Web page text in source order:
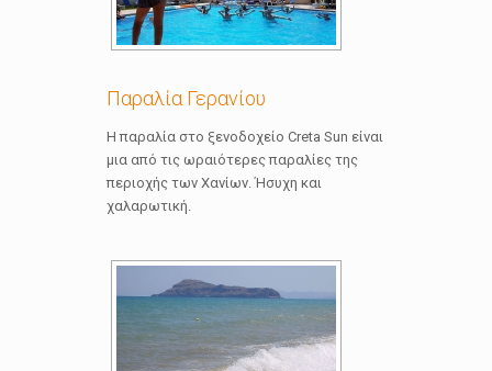
Παραλία Γερανίου
Η παραλία στο ξενοδοχείο Creta Sun είναι
μια από τις ωραιότερες παραλίες της
περιοχής των Χανίων. Ήσυχη και
χαλαρωτική.